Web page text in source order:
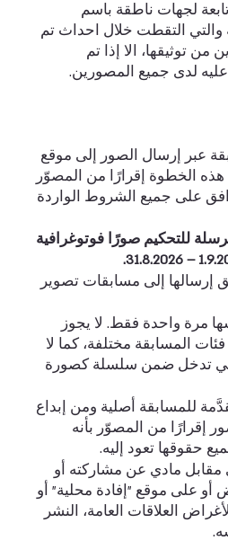
لجهات ناطقة باسم
التقطت خلال احداث تم
توثيقها، الا إذا تم
لدى جميع المصورين.
عبر إرسال الصور إلى موقع
الخطوة إقرارًا من المصوّر
على جميع الشروط الواردة
للتحكيم صورًا فوتوغرافية
إرسالها إلى مسابقات تصوير
مرة واحدة فقط. لا يجوز
المسابقة مختلفة، كما لا
تدخل ضمن سلسلة كصورة
للمسابقة أصلية ومن إبداع
إقرارًا من المصوّر بأنه
حقوقها تعود إليه.
مادي عن مشاركته أو
على موقع "إفادة محلية" أو
العلاقات العامة، النشر